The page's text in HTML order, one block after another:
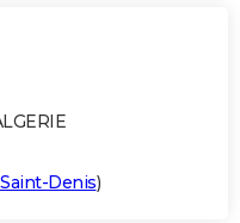
Denis)